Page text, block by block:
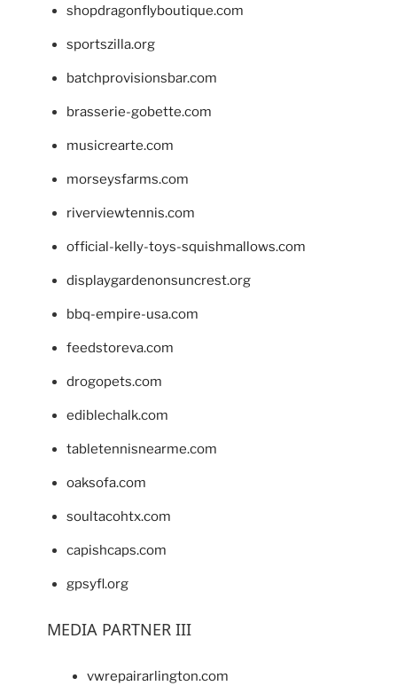
shopdragonflyboutique.com
sportszilla.org
batchprovisionsbar.com
brasserie-gobette.com
musicrearte.com
morseysfarms.com
riverviewtennis.com
official-kelly-toys-squishmallows.com
displaygardenonsuncrest.org
bbq-empire-usa.com
feedstoreva.com
drogopets.com
ediblechalk.com
tabletennisnearme.com
oaksofa.com
soultacohtx.com
capishcaps.com
gpsyfl.org
MEDIA PARTNER III
vwrepairarlington.com